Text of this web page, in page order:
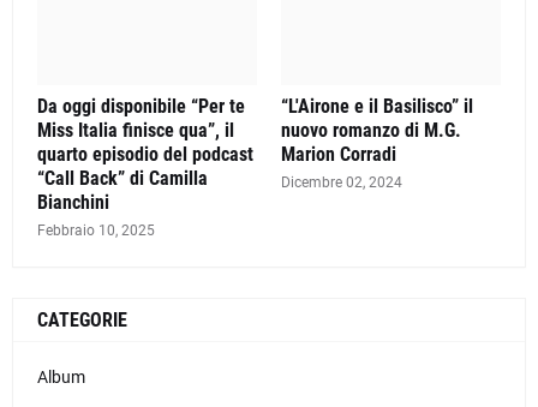
Da oggi disponibile “Per te
Miss Italia finisce qua”, il
quarto episodio del podcast
“Call Back” di Camilla
Bianchini
Febbraio 10, 2025
“L'Airone e il Basilisco” il
nuovo romanzo di M.G.
Marion Corradi
Dicembre 02, 2024
CATEGORIE
Album